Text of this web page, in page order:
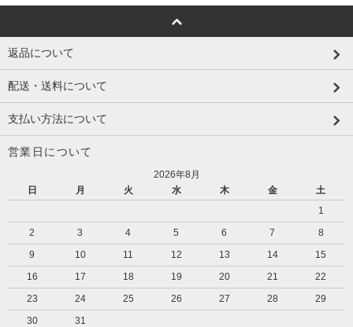
返品について
配送・送料について
支払い方法について
営業日について
2026年8月
日
月 火 水 木 金
土
1
2
3 4 5 6 7
8
9
10 11 12 13 14
15
16
17 18 19 20 21
22
23
24 25 26 27 28
29
30
31